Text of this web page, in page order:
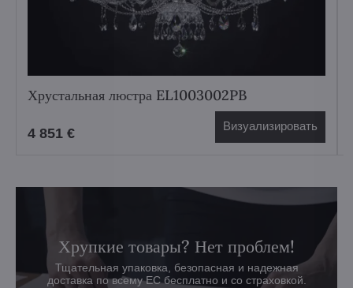
Хрустальная люстра EL1003002PB
4 851 € Визуализировать
Хрупкие товары? Нет проблем!
Тщательная упаковка, безопасная и надежная
доставка по всему ЕС бесплатно и со страховкой.